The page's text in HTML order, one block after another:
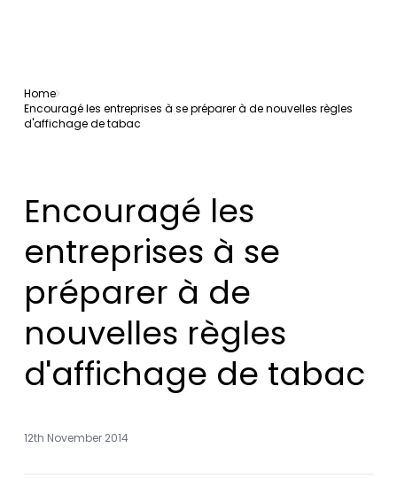
Home
Encouragé les entreprises à se préparer à de nouvelles règles
d'affichage de tabac
Encouragé les
entreprises à se
préparer à de
nouvelles règles
d'affichage de tabac
12th November 2014